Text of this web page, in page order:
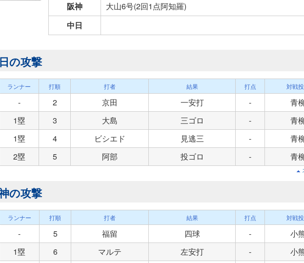
阪神
大山6号(2回1点阿知羅)
中日
の攻撃
ランナー 打順 打者 結果 打点 対戦
- 2 京田 一安打 -
青
1塁 3 大島 三ゴロ -
青
1塁 4 ビシエド 見逃三 -
青
2塁 5 阿部 投ゴロ - 青
の攻撃
ランナー 打順 打者 結果 打点 対戦
- 5 福留 四球 -
小
1塁 6 マルテ 左安打 -
小